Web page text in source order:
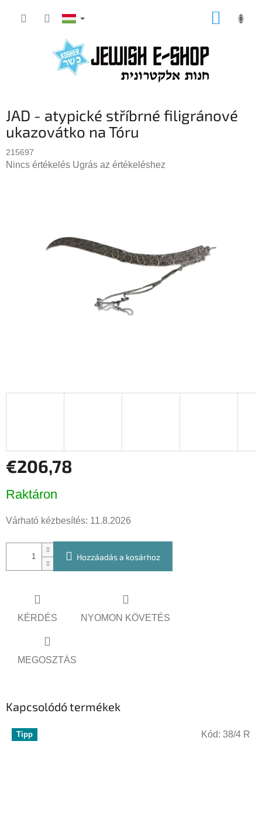
KOSÁR
JAD - atypické stříbrné filigránové
ukazovátko na Tóru
215697
A
Nincs értékelés Ugrás az értékeléshez
€206,78
Raktáron
Várható kézbesítés: 11.8.2026
Hozzáadás a kosárhoz
KÉRDÉS NYOMON KÖVETÉS
MEGOSZTÁS
Kapcsolódó termékek
Tipp Kód: 38/4 R